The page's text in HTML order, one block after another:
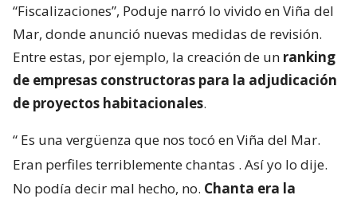
“Fiscalizaciones”, Poduje narró lo vivido en Viña del
Mar, donde anunció nuevas medidas de revisión.
Entre estas, por ejemplo, la creación de un ranking
de empresas constructoras para la adjudicación
de proyectos habitacionales.
“ Es una vergüenza que nos tocó en Viña del Mar.
Eran perfiles terriblemente chantas . Así yo lo dije.
No podía decir mal hecho, no. Chanta era la